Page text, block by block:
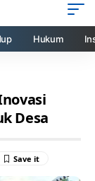
Hukum
Desa